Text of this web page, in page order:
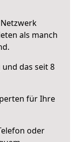
als manch
das seit 8
für Ihre
oder